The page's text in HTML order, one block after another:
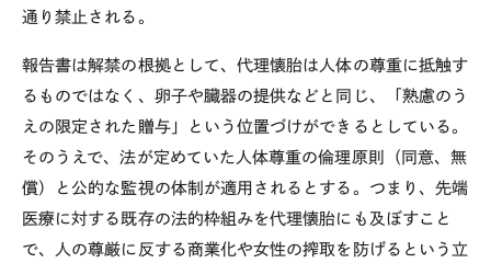
通り禁止される。
報告書は解禁の根拠として、代理懐胎は人体の尊重に抵触す
るものではなく、卵子や臓器の提供などと同じ、「熟慮のう
えの限定された贈与」という位置づけができるとしている。
そのうえで、法が定めていた人体尊重の倫理原則（同意、無
償）と公的な監視の体制が適用されるとする。つまり、先端
医療に対する既存の法的枠組みを代理懐胎にも及ぼすこと
で、人の尊厳に反する商業化や女性の搾取を防げるという立